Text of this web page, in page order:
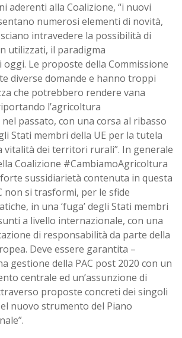
aderenti alla Coalizione, “i nuovi
numerosi elementi di novità,
intravedere la possibilità di
utilizzati, il paradigma
oggi. Le proposte della Commissione
diverse domande e hanno troppi
che potrebbero rendere vana
l’agricoltura
passato, con una corsa al ribasso
Stati membri della UE per la tutela
vitalità dei territori rurali”. In generale
Coalizione #CambiamoAgricoltura
sussidiarietà contenuta in questa
non si trasformi, per le sfide
in una ‘fuga’ degli Stati membri
a livello internazionale, con una
di responsabilità da parte della
Deve essere garantita –
gestione della PAC post 2020 con un
centrale ed un’assunzione di
proposte concreti dei singoli
nuovo strumento del Piano